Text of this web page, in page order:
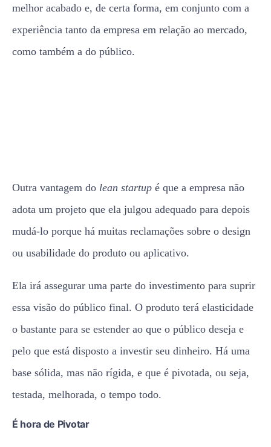
melhor acabado e, de certa forma, em conjunto com a
experiência tanto da empresa em relação ao mercado,
como também a do público.
Outra vantagem do lean startup é que a empresa não
adota um projeto que ela julgou adequado para depois
mudá-lo porque há muitas reclamações sobre o design
ou usabilidade do produto ou aplicativo.
Ela irá assegurar uma parte do investimento para suprir
essa visão do público final. O produto terá elasticidade
o bastante para se estender ao que o público deseja e
pelo que está disposto a investir seu dinheiro. Há uma
base sólida, mas não rígida, e que é pivotada, ou seja,
testada, melhorada, o tempo todo.
É hora de Pivotar